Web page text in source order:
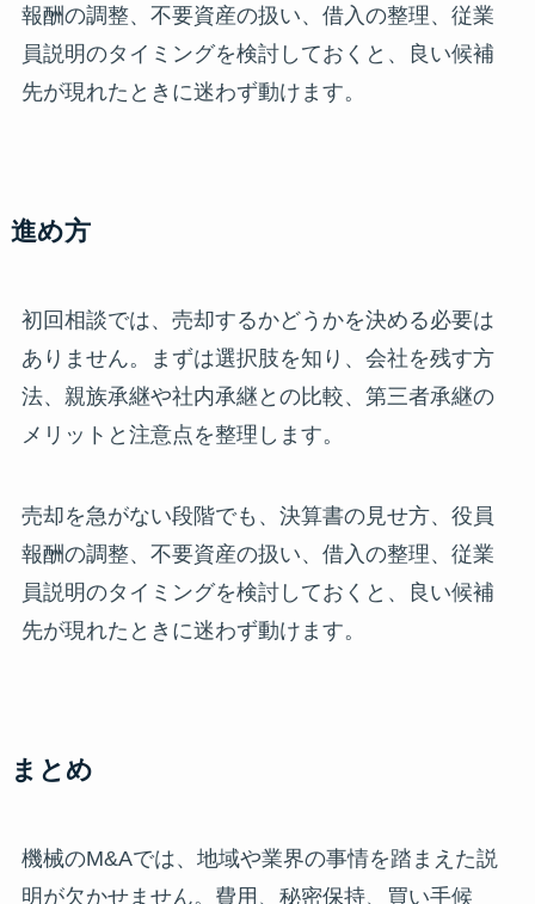
報酬の調整、不要資産の扱い、借入の整理、従業
員説明のタイミングを検討しておくと、良い候補
先が現れたときに迷わず動けます。
進め方
初回相談では、売却するかどうかを決める必要は
ありません。まずは選択肢を知り、会社を残す方
法、親族承継や社内承継との比較、第三者承継の
メリットと注意点を整理します。
売却を急がない段階でも、決算書の見せ方、役員
報酬の調整、不要資産の扱い、借入の整理、従業
員説明のタイミングを検討しておくと、良い候補
先が現れたときに迷わず動けます。
まとめ
機械のM&Aでは、地域や業界の事情を踏まえた説
明が欠かせません。費用、秘密保持、買い手候